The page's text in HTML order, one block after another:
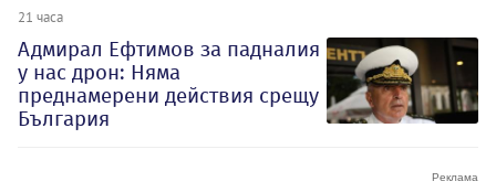
21 часа
Адмирал Ефтимов за падналия
у нас дрон: Няма
преднамерени действия срещу
България